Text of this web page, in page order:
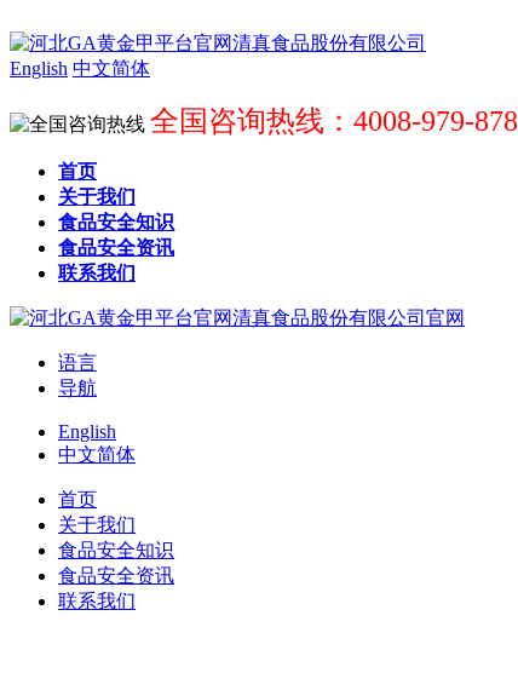
English 中文简体
全国咨询热线：4008-979-878
首页
关于我们
食品安全知识
食品安全资讯
联系我们
语言
导航
English
中文简体
首页
关于我们
食品安全知识
食品安全资讯
联系我们